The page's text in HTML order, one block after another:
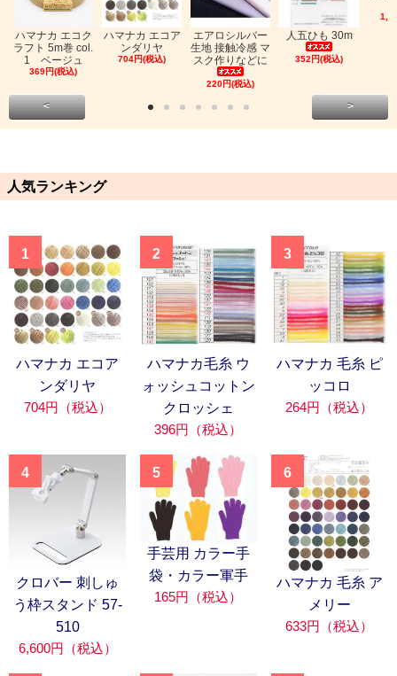
ハマナカ エコク
ラフト 5m巻 col.
1 ベージュ
369円(税込)
ハマナカ エコア
ンダリヤ
704円(税込)
エアロシルバー
生地 接触冷感 マ
スク作りなどに
220円(税込)
人五ひも 30m
352円(税込)
< >
人気ランキング
1
ハマナカ エコア
ンダリヤ
704円（税込）
2
ハマナカ毛糸 ウ
ォッシュコットン
クロッシェ
396円（税込）
3
ハマナカ 毛糸 ピ
ッコロ
264円（税込）
4
クロバー 刺しゅ
う枠スタンド 57-
510
6,600円（税込）
5
手芸用 カラー手
袋・カラー軍手
165円（税込）
6
ハマナカ 毛糸 ア
メリー
633円（税込）